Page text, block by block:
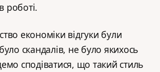
роботі.
економіки відгуки були
скандалів, не було якихось
сподіватися, що такий стиль